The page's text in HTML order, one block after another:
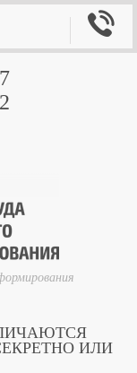

ИЛИ